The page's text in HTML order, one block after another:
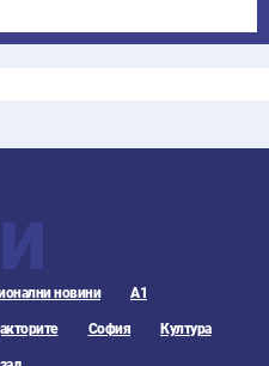
новини А1
София Култура